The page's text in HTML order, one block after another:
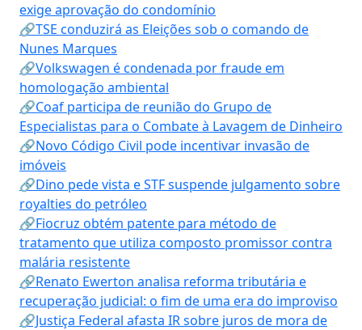
exige aprovação do condomínio
🔗TSE conduzirá as Eleições sob o comando de
Nunes Marques
🔗Volkswagen é condenada por fraude em
homologação ambiental
🔗Coaf participa de reunião do Grupo de
Especialistas para o Combate à Lavagem de Dinheiro
🔗Novo Código Civil pode incentivar invasão de
imóveis
🔗Dino pede vista e STF suspende julgamento sobre
royalties do petróleo
🔗Fiocruz obtém patente para método de
tratamento que utiliza composto promissor contra
malária resistente
🔗Renato Ewerton analisa reforma tributária e
recuperação judicial: o fim de uma era do improviso
🔗Justiça Federal afasta IR sobre juros de mora de